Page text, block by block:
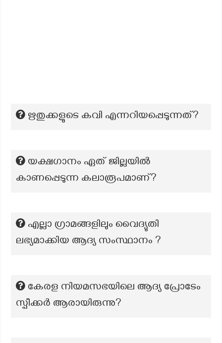
ഋതുക്കളുടെ കവി എന്നറിയപ്പെടുന്നത്?
യക്ഷഗാനം ഏത് ജില്ലയിൽ
കാണപ്പെടുന്ന കലാരൂപമാണ്?
എല്ലാ ഗ്രാമങ്ങളിലും വൈദ്യുതി
ലഭ്യമാക്കിയ ആദ്യ സംസ്ഥാനം ?
കേരള നിയമസഭയിലെ ആദ്യ പ്രോടേം
സ്പീക്കർ ആരായിരുന്നു?